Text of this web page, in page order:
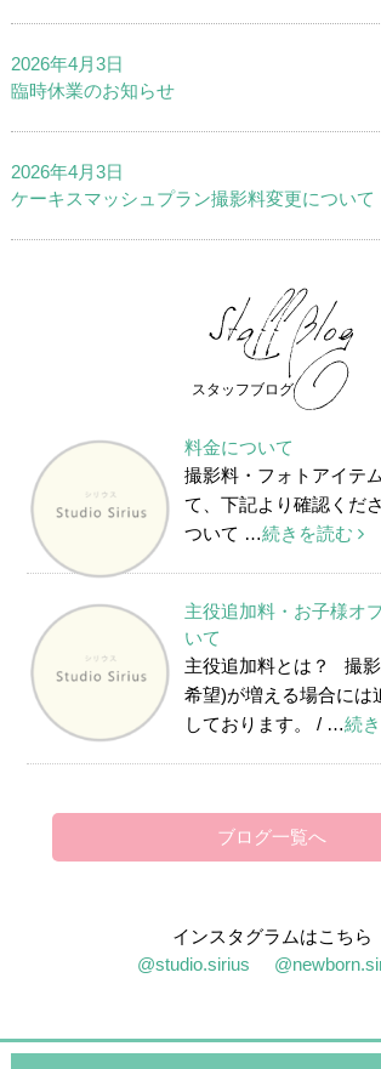
2026年4月3日
臨時休業のお知らせ
2026年4月3日
ケーキスマッシュプラン撮影料変更について
スタッフブログ
料金について
撮影料・フォトアイテ
て、下記より確認くだ
ついて …続きを読む
主役追加料・お子様オ
いて
主役追加料とは？ 撮
希望)が増える場合には
しております。 / …続
ブログ一覧へ
インスタグラムはこちら
@studio.sirius